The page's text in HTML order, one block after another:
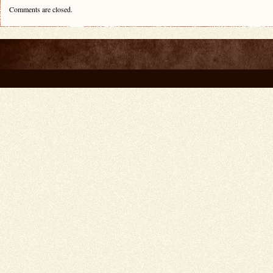
Comments are closed.